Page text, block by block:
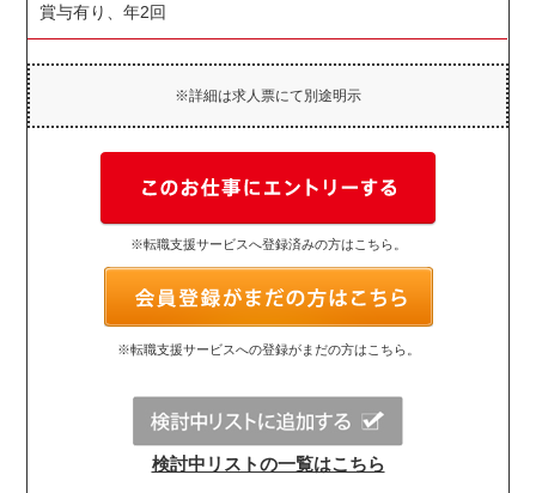
賞与有り、年2回
※詳細は求人票にて別途明示
※転職支援サービスへ登録済みの方はこちら。
※転職支援サービスへの登録がまだの方はこちら。
検討中リストの一覧はこちら